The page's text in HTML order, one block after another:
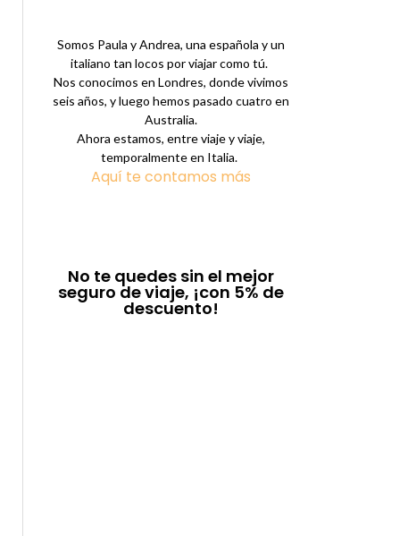
Somos Paula y Andrea, una española y un
italiano tan locos por viajar como tú.
Nos conocimos en Londres, donde vivimos
seis años, y luego hemos pasado cuatro en
Australia.
Ahora estamos, entre viaje y viaje,
temporalmente en Italia.
Aquí te contamos más
No te quedes sin el mejor
seguro de viaje, ¡con 5% de
descuento!